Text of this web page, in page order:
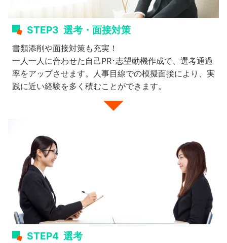
STEP3 選考・面接対策
書類添削や面接対策も充実！
一人一人に合わせた自己PR･志望動機作成で、選考通過
率をアップさせます。人事目線での模擬面接により、実
践に近い経験を多く積むことができます。
STEP4 選考